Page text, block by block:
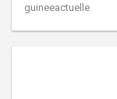
guineeactuelle